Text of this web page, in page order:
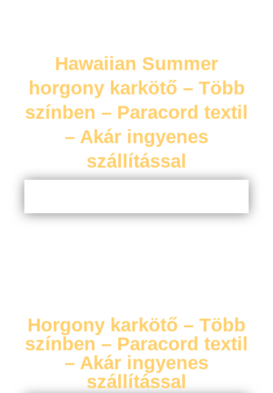
Hawaiian Summer
horgony karkötő – Több
színben – Paracord textil
– Akár ingyenes
szállítással
Horgony karkötő – Több
színben – Paracord textil
– Akár ingyenes
szállítással